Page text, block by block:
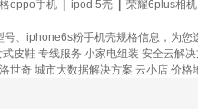
oppo手机 ipod 5壳 荣耀6plus相机
、iphone6s粉手机壳规格信息，为
式皮鞋 专线服务 小家电组装 安全云解决
世奇 城市大数据解决方案 云小店 价格